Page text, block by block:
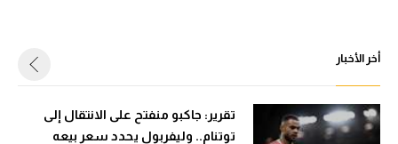
أخر الأخبار
تقرير: جاكبو منفتح على الانتقال إلى
توتنام.. وليفربول يحدد سعر بيعه